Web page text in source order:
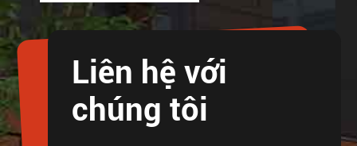
Liên hệ với
chúng tôi